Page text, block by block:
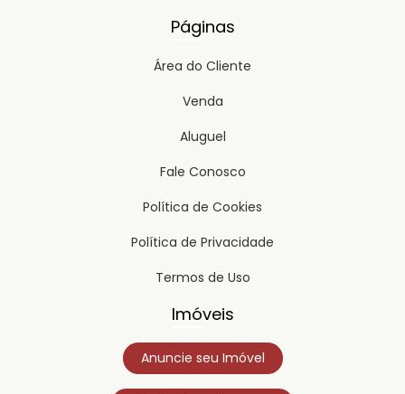
Páginas
Área do Cliente
Venda
Aluguel
Fale Conosco
Política de Cookies
Política de Privacidade
Termos de Uso
Imóveis
Anuncie seu Imóvel